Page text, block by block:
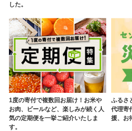
した。
1度の寄付で複数回お届け！お米や
お肉、ビールなど、楽しみが続く人
気の定期便を一挙ご紹介いたしま
す。
ふるさ
代理寄
援、お